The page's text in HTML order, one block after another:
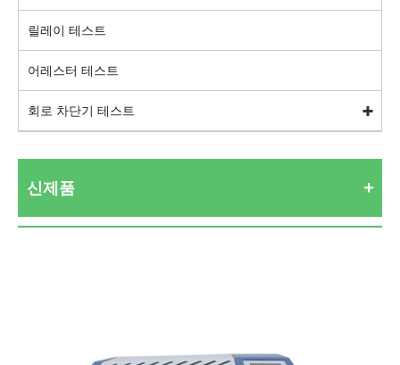
릴레이 테스트
어레스터 테스트
회로 차단기 테스트
신제품